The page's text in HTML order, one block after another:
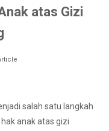
atas Gizi
salah satu langkah
anak atas gizi